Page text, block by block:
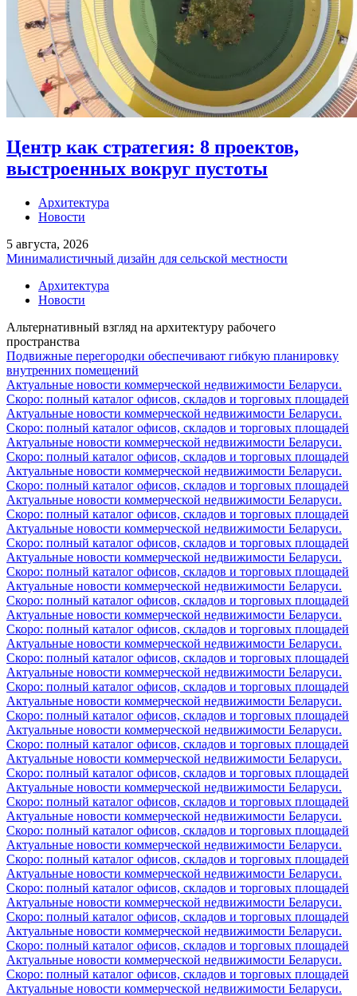
Центр как стратегия: 8 проектов,
выстроенных вокруг пустоты
Архитектура
Новости
5 августа, 2026
Минималистичный дизайн для сельской местности
Архитектура
Новости
Альтернативный взгляд на архитектуру рабочего
пространства
Подвижные перегородки обеспечивают гибкую планировку
внутренних помещений
Актуальные новости коммерческой недвижимости Беларуси.
Скоро: полный каталог офисов, складов и торговых площадей
Актуальные новости коммерческой недвижимости Беларуси.
Скоро: полный каталог офисов, складов и торговых площадей
Актуальные новости коммерческой недвижимости Беларуси.
Скоро: полный каталог офисов, складов и торговых площадей
Актуальные новости коммерческой недвижимости Беларуси.
Скоро: полный каталог офисов, складов и торговых площадей
Актуальные новости коммерческой недвижимости Беларуси.
Скоро: полный каталог офисов, складов и торговых площадей
Актуальные новости коммерческой недвижимости Беларуси.
Скоро: полный каталог офисов, складов и торговых площадей
Актуальные новости коммерческой недвижимости Беларуси.
Скоро: полный каталог офисов, складов и торговых площадей
Актуальные новости коммерческой недвижимости Беларуси.
Скоро: полный каталог офисов, складов и торговых площадей
Актуальные новости коммерческой недвижимости Беларуси.
Скоро: полный каталог офисов, складов и торговых площадей
Актуальные новости коммерческой недвижимости Беларуси.
Скоро: полный каталог офисов, складов и торговых площадей
Актуальные новости коммерческой недвижимости Беларуси.
Скоро: полный каталог офисов, складов и торговых площадей
Актуальные новости коммерческой недвижимости Беларуси.
Скоро: полный каталог офисов, складов и торговых площадей
Актуальные новости коммерческой недвижимости Беларуси.
Скоро: полный каталог офисов, складов и торговых площадей
Актуальные новости коммерческой недвижимости Беларуси.
Скоро: полный каталог офисов, складов и торговых площадей
Актуальные новости коммерческой недвижимости Беларуси.
Скоро: полный каталог офисов, складов и торговых площадей
Актуальные новости коммерческой недвижимости Беларуси.
Скоро: полный каталог офисов, складов и торговых площадей
Актуальные новости коммерческой недвижимости Беларуси.
Скоро: полный каталог офисов, складов и торговых площадей
Актуальные новости коммерческой недвижимости Беларуси.
Скоро: полный каталог офисов, складов и торговых площадей
Актуальные новости коммерческой недвижимости Беларуси.
Скоро: полный каталог офисов, складов и торговых площадей
Актуальные новости коммерческой недвижимости Беларуси.
Скоро: полный каталог офисов, складов и торговых площадей
Актуальные новости коммерческой недвижимости Беларуси.
Скоро: полный каталог офисов, складов и торговых площадей
Актуальные новости коммерческой недвижимости Беларуси.